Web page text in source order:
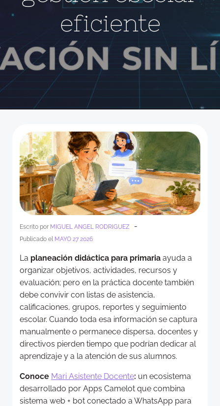
eficiente
Escrito por MIGUEL ANGEL RODRIGUEZ -
Publicado el MAYO 27 2026
La planeación didáctica para primaria ayuda a
organizar objetivos, actividades, recursos y
evaluación; pero en la práctica docente también
debe convivir con listas de asistencia,
calificaciones, grupos, reportes y seguimiento
escolar. Cuando toda esa información se captura
manualmente o permanece dispersa, docentes y
directivos pierden tiempo que podrían dedicar al
aprendizaje y a la atención de sus alumnos.
Conoce Mari Asistente Docente: un ecosistema
desarrollado por Apps Camelot que combina
sistema web + bot conectado a WhatsApp para